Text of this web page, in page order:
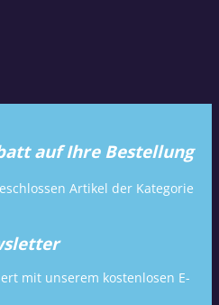
auf Ihre Bestellung
Artikel der Kategorie
mit unserem kostenlosen E-